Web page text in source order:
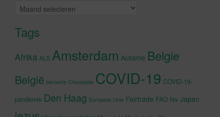
Archieven
Tags
Afrika ALS Amsterdam Autisme Belgie
België beroerte Chocolade COVID-19 COVID-19-
pandemie Den Haag Europese Unie Fairtrade FAO hiv Japan